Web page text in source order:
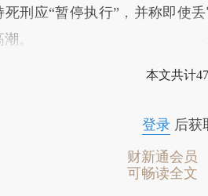
死刑应“暂停执行”，并称即使
。
本文共计
登录后获
财新通会员
可畅读全文